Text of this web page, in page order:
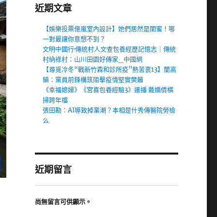
近期文章
【娛樂投票億嵐室內設計】她們居然是閨蜜！哪
一對最讓你意想不到？
文明中國行·傳統村人文查包養經歷記憶志｜傳統
村納祿村：山川田園好傳家_中國網
【尋覓冷冬“戰新竹森和診所疫”熱苦衷13】蘭高
鎮：黨員前鋒構筑阻擊疫情堅實樊籬
《幸福媳婦》《宮喜包養經驗3》連播 戴嬌倩橫
掃跨年檔
張田勘：AI導致掉業潮？本相是什秀傳醫院勞檢
么
近期留言
尚無留言可供顯示。